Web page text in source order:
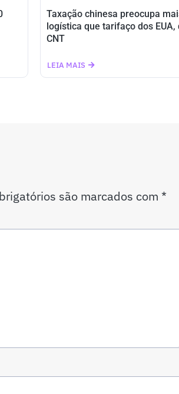
Taxação chinesa preocupa
logística que tarifaço dos EUA,
CNT
LEIA MAIS
são marcados com *